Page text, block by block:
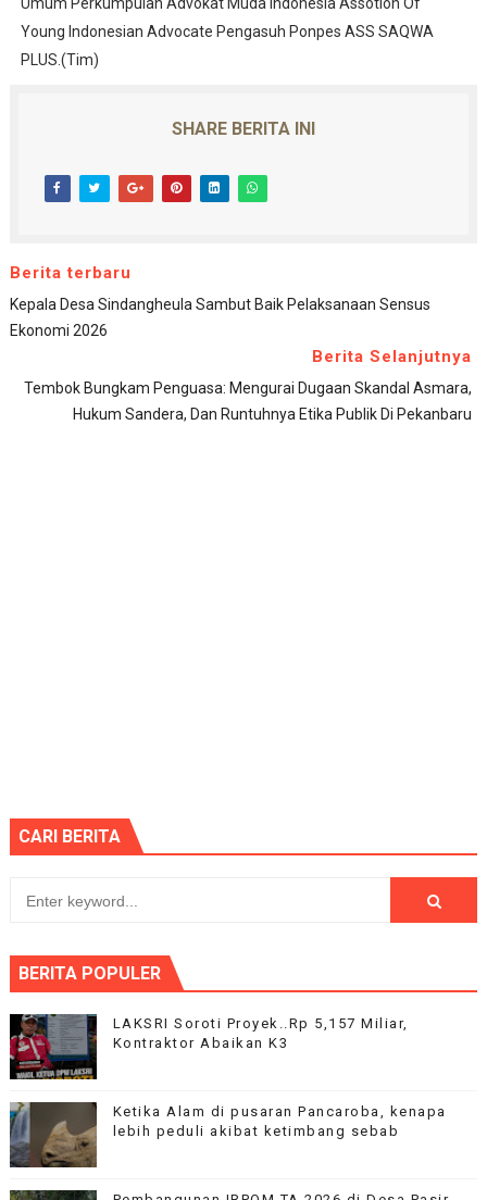
Umum Perkumpulan Advokat Muda Indonesia Assotion Of
Young Indonesian Advocate Pengasuh Ponpes ASS SAQWA
PLUS.(Tim)
SHARE BERITA INI
Berita terbaru
Kepala Desa Sindangheula Sambut Baik Pelaksanaan Sensus
Ekonomi 2026
Berita Selanjutnya
Tembok Bungkam Penguasa: Mengurai Dugaan Skandal Asmara,
Hukum Sandera, Dan Runtuhnya Etika Publik Di Pekanbaru
CARI BERITA
BERITA POPULER
LAKSRI Soroti Proyek..Rp 5,157 Miliar,
Kontraktor Abaikan K3
Ketika Alam di pusaran Pancaroba, kenapa
lebih peduli akibat ketimbang sebab